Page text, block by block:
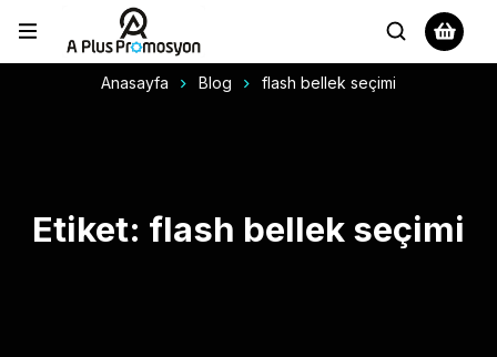
Anasayfa Blog flash bellek seçimi
Etiket: flash bellek seçimi